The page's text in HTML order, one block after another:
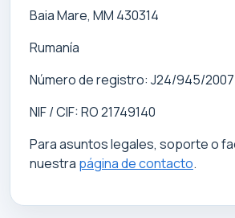
Baia Mare, MM 430314
Rumanía
Número de registro: J24/945/2007
NIF / CIF: RO 21749140
Para asuntos legales, soporte o
nuestra página de contacto.